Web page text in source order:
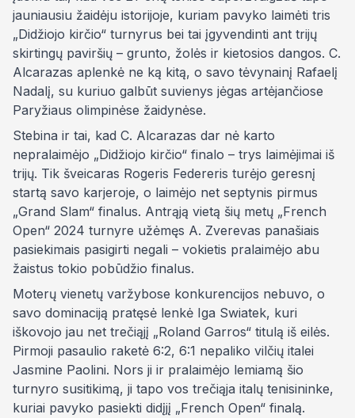
jauniausiu žaidėju istorijoje, kuriam pavyko laimėti tris
„Didžiojo kirčio“ turnyrus bei tai įgyvendinti ant trijų
skirtingų paviršių – grunto, žolės ir kietosios dangos. C.
Alcarazas aplenkė ne ką kitą, o savo tėvynainį Rafaelį
Nadalį, su kuriuo galbūt suvienys jėgas artėjančiose
Paryžiaus olimpinėse žaidynėse.
Stebina ir tai, kad C. Alcarazas dar nė karto
nepralaimėjo „Didžiojo kirčio“ finalo – trys laimėjimai iš
trijų. Tik šveicaras Rogeris Federeris turėjo geresnį
startą savo karjeroje, o laimėjo net septynis pirmus
„Grand Slam“ finalus. Antrąją vietą šių metų „French
Open“ 2024 turnyre užėmęs A. Zverevas panašiais
pasiekimais pasigirti negali – vokietis pralaimėjo abu
žaistus tokio pobūdžio finalus.
Moterų vienetų varžybose konkurencijos nebuvo, o
savo dominaciją pratęsė lenkė Iga Swiatek, kuri
iškovojo jau net trečiąjį „Roland Garros“ titulą iš eilės.
Pirmoji pasaulio raketė 6:2, 6:1 nepaliko vilčių italei
Jasmine Paolini. Nors ji ir pralaimėjo lemiamą šio
turnyro susitikimą, ji tapo vos trečiąja italų tenisininke,
kuriai pavyko pasiekti didįjį „French Open“ finalą.